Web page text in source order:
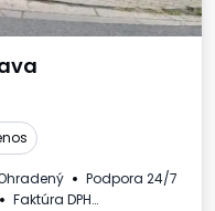
Podpora 24/7
Faktúra DPH